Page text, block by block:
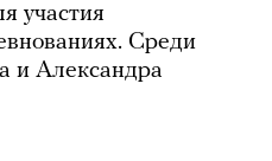
участия
Среди
и Александра